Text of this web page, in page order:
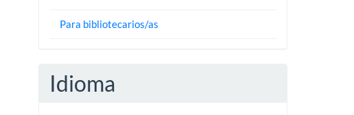
Para bibliotecarios/as
Idioma